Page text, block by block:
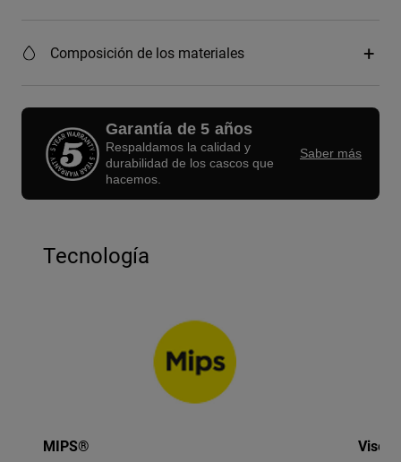
Composición de los materiales
Garantía de 5 años
Respaldamos la calidad y
durabilidad de los cascos que
hacemos.
Saber más
Tecnología
MIPS®